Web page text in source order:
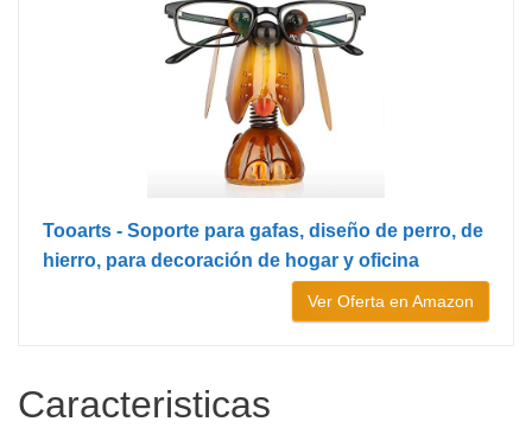
Tooarts - Soporte para gafas, diseño de perro, de
hierro, para decoración de hogar y oficina
Ver Oferta en Amazon
Caracteristicas